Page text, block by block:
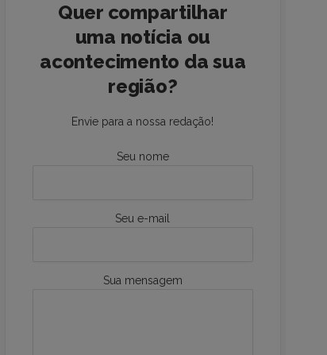
Quer compartilhar
uma notícia ou
acontecimento da sua
região?
Envie para a nossa redação!
Seu nome
Seu e-mail
Sua mensagem